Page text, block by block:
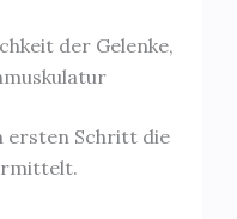
der Gelenke,
ersten Schritt die